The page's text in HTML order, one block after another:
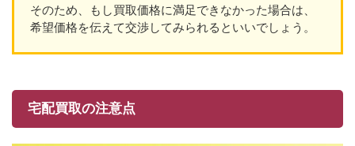
そのため、もし買取価格に満足できなかった場合は、
希望価格を伝えて交渉してみられるといいでしょう。
宅配買取の注意点